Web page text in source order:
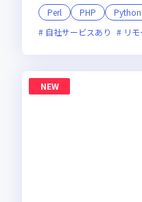
Perl
PHP Python
自社サービスあり
リ
NEW